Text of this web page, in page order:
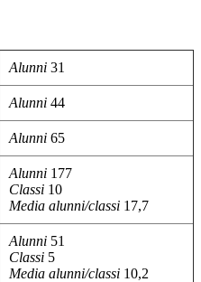
Alunni 31
Alunni 44
Alunni 65
Alunni 177
Classi 10
Media alunni/classi 17,7
Alunni 51
Classi 5
Media alunni/classi 10,2